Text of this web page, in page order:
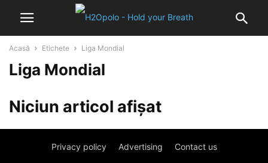
Acasă Etichete Liga Mondial
Liga Mondial
Niciun articol afișat
Privacy policy Advertising Contact us